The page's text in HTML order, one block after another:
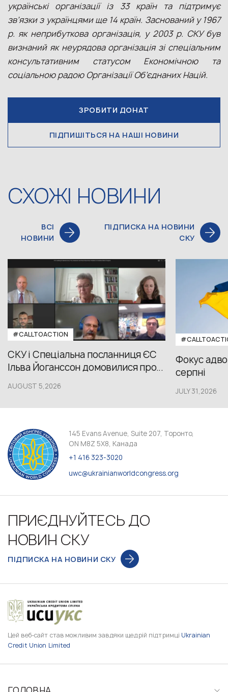
українські організації із 33 країн та підтримує
зв’язки з українцями ще 14 країн. Заснований у 1967
р. як неприбуткова організація, у 2003 р. СКУ був
визнаний як неурядова організація зі спеціальним
консультативним статусом Економічною та
соціальною радою Організації Об’єднаних Націй.
ЗРОБИТИ ДОНАТ
ПІДПИШІТЬСЯ НА НАШІ НОВИНИ
СХОЖІ НОВИНИ
ВСІ
НОВИНИ
ПІДПИСКА НА НОВИНИ
СКУ
#CALLTOACTION
СКУ і Спеціальна посланниця ЄС
Ільва Йоганссон домовилися про...
AUGUST 5,2026
Фокус
серпні
JULY 31,2026
145 Evans Avenue, Suite 207, Торонто,
ON M8Z 5X8, Канада
+1 416 323-3020
uwc@ukrainianworldcongress.org
ПРИЄДНУЙТЕСЬ ДО
НОВИН СКУ
ПІДПИСКА НА НОВИНИ СКУ
Цей веб-сайт став можливим завдяки щедрій підтримці Ukrainian
Credit Union Limited